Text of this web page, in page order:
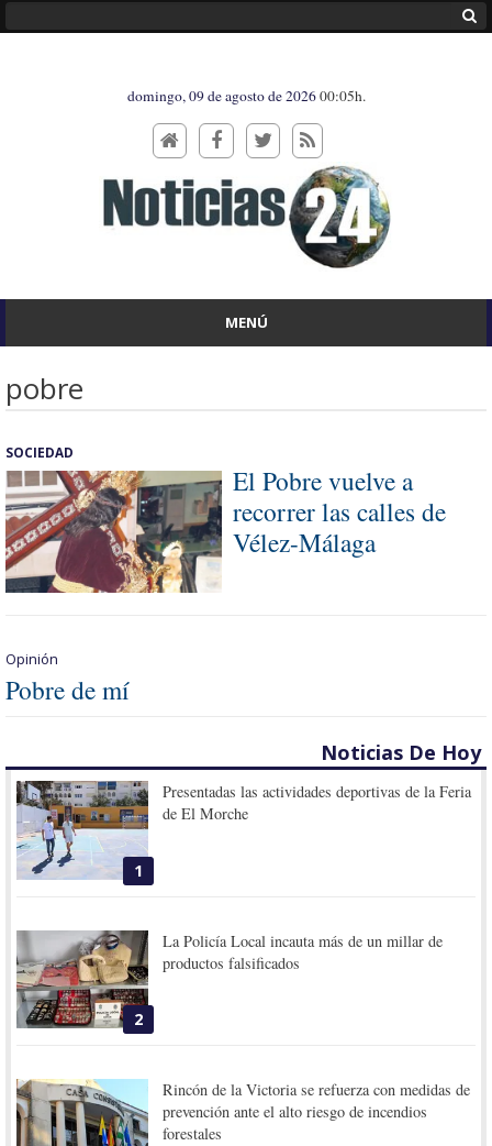
domingo, 09 de agosto de 202600:05h.
MENÚ
pobre
SOCIEDAD
El Pobre vuelve a
recorrer las calles de
Vélez-Málaga
Opinión
Pobre de mí
Noticias De Hoy
1
Presentadas las actividades deportivas de la Feria
de El Morche
2
La Policía Local incauta más de un millar de
productos falsificados
Rincón de la Victoria se refuerza con medidas de
prevención ante el alto riesgo de incendios
forestales